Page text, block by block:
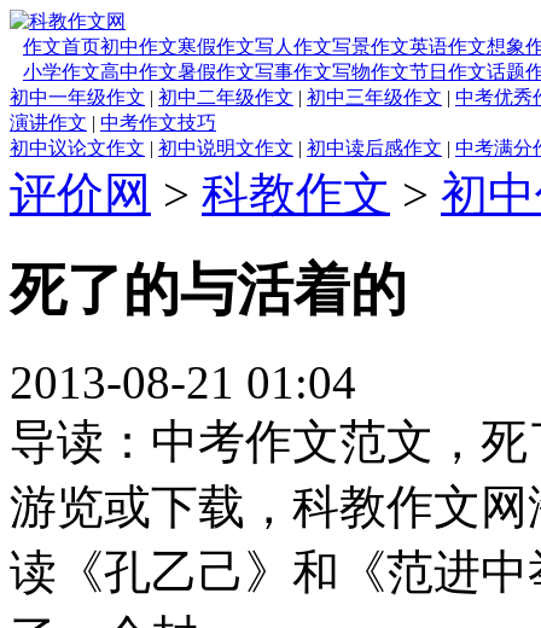
作文首页初中作文寒假作文写人作文写景作文英语作文想象
小学作文高中作文暑假作文写事作文写物作文节日作文话题
初中一年级作文 | 初中二年级作文 | 初中三年级作文 | 中考优秀
演讲作文 | 中考作文技巧
初中议论文作文 | 初中说明文作文 | 初中读后感作文 | 中考满分
评价网 > 科教作文 > 初
死了的与活着的
2013-08-21 01:04
导读：中考作文范文，
游览或下载，科教作
读《孔乙己》和《范